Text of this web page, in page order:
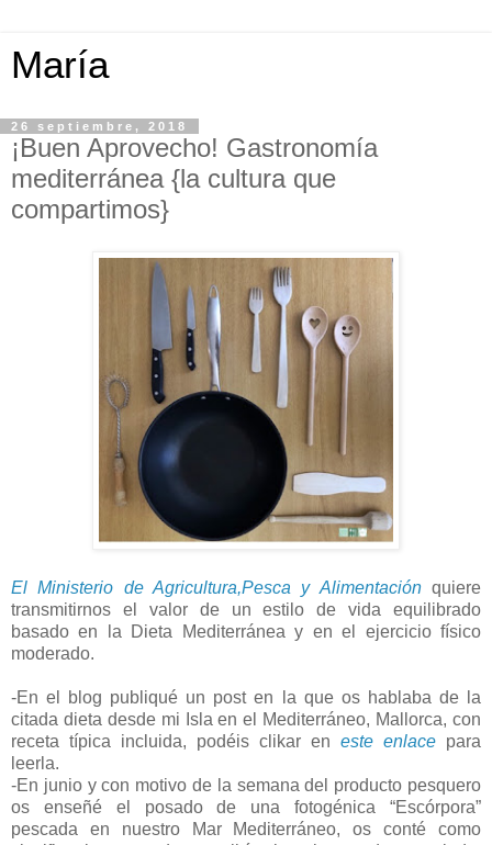
María
26 septiembre, 2018
¡Buen Aprovecho! Gastronomía
mediterránea {la cultura que
compartimos}
El Ministerio de Agricultura,Pesca y Alimentaciónquiere
transmitirnos el valor de un estilo de vida equilibrado
basado en la Dieta Mediterránea y en el ejercicio físico
moderado.
-En el blog publiqué un post en la que os hablaba de la
citada dieta desde mi Isla en el Mediterráneo, Mallorca, con
receta típica incluida, podéis clikar en este enlace para
leerla.
-En junio y con motivo de la semana del producto pesquero
os enseñé el posado de una fotogénica “Escórpora”
pescada en nuestro Mar Mediterráneo, os conté como